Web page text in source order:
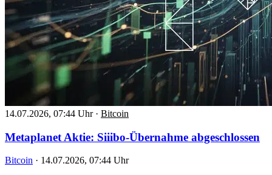
14.07.2026, 07:44 Uhr · Bitcoin
Metaplanet Aktie: Siiibo-Übernahme abgeschlossen
Bitcoin · 14.07.2026, 07:44 Uhr